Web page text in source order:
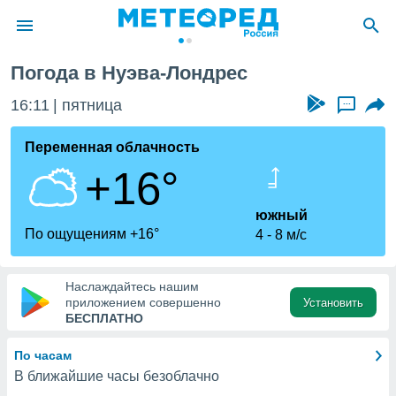
о
Вы можете
к этому
доступ
Погода в Нуэва-Лондрес
16:11 пятница ...
Переменная облачность
+16°
По ощущениям +16°
южный
4
8 м/с
Наслаждайтесь нашим
приложением совершенно
БЕСПЛАТНО
Установить
По часам
В ближайшие часы безоблачно